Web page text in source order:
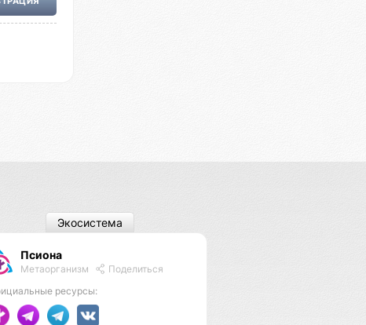
Псиона
Метаорганизм
Поделиться
ресурсы:
Экосистема